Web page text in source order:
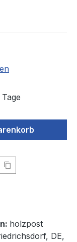
holzpost
DE,